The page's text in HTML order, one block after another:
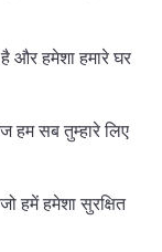
और हमेशा हमारे घर
हम सब तुम्हारे लिए
हमें हमेशा सुरक्षित